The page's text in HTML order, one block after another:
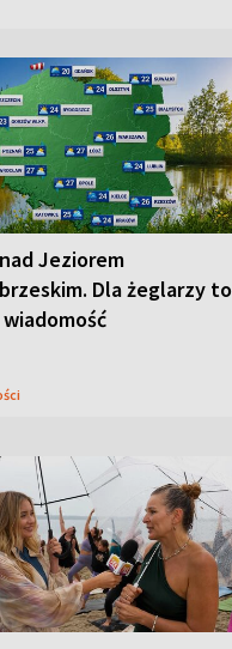
Jeziorem
Dla żeglarzy to